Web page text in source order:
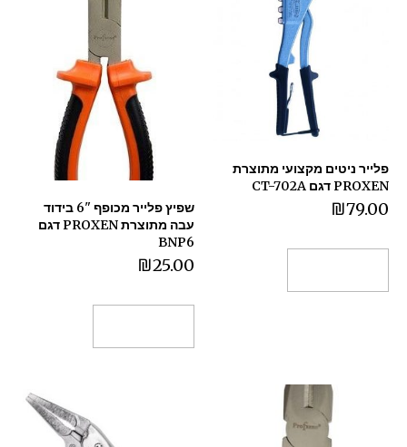
פלייר ניטים מקצועי מתוצרת
PROXEN דגם CT-702A
₪79.00
שפיץ פלייר מכופף "6 בידוד
עבה מתוצרת PROXEN דגם
BNP6
₪25.00